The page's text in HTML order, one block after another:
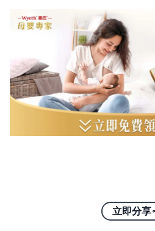
立即分享